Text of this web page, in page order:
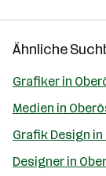
Ähnliche
Grafiker in
Medien in
Grafik Design
Designer in